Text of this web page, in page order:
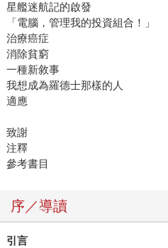
星艦迷航記的啟發
「電腦，管理我的投資組合！」
治療癌症
消除貧窮
一種新敘事
我想成為羅德士那樣的人
適應
致謝
注釋
參考書目
序／導讀
引言